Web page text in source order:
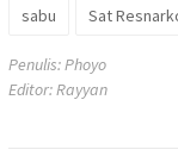
sabu
Sat
Penulis: Phoyo
Editor: Rayyan